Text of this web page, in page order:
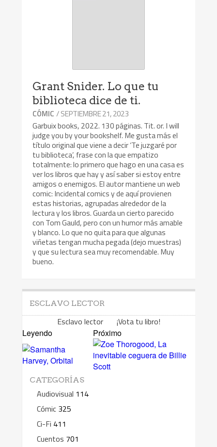
Grant Snider. Lo que tu
biblioteca dice de ti.
CÓMIC / SEPTIEMBRE 21, 2023
Garbuix books, 2022. 130 páginas. Tit. or. I will
judge you by your bookshelf. Me gusta más el
título original que viene a decir ‘Te juzgaré por
tu biblioteca’, frase con la que empatizo
totalmente: lo primero que hago en una casa es
ver los libros que hay y así saber si estoy entre
amigos o enemigos. El autor mantiene un web
comic: Incidental comics y de aquí provienen
estas historias, agrupadas alrededor de la
lectura y los libros. Guarda un cierto parecido
con Tom Gauld, pero con un humor más amable
y blanco. Lo que no quita para que algunas
viñetas tengan mucha pegada (dejo muestras)
y que su lectura sea muy recomendable. Muy
bueno.
ESCLAVO LECTOR
Esclavo lector ¡Vota tu libro!
Leyendo Próximo
CATEGORÍAS
Audiovisual 114
Cómic 325
Ci-Fi 411
Cuentos 701